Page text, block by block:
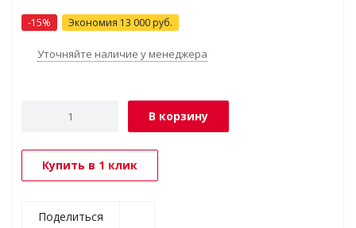
-15% Экономия 13 000 руб.
Уточняйте наличие у менеджера
В корзину
Купить в 1 клик
Поделиться